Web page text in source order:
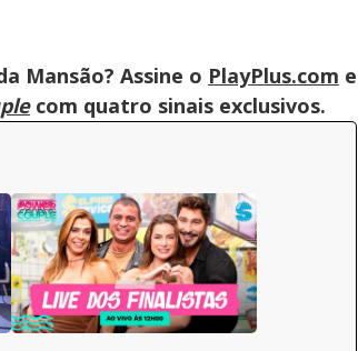
Mansão? Assine o PlayPlus.com e
com quatro sinais exclusivos.